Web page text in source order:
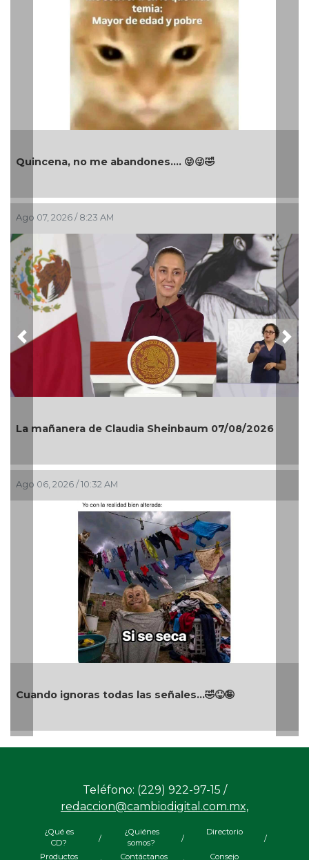
Quincena, no me abandones.... 😝😜🤣
Ago 07, 2026 / 8:23 AM
La mañanera de Claudia Sheinbaum 07/08/2026
Ago 06, 2026 / 10:32 AM
Cuando ignoras todas las señales…🤣😝🤪
Previous
Teléfono: (229) 922-97-15 /
redaccion@cambiodigital.com.mx,
¿Qué es
CD?
/
¿Quiénes
somos?
/
Directorio
/
Productos
Contáctanos Consejo